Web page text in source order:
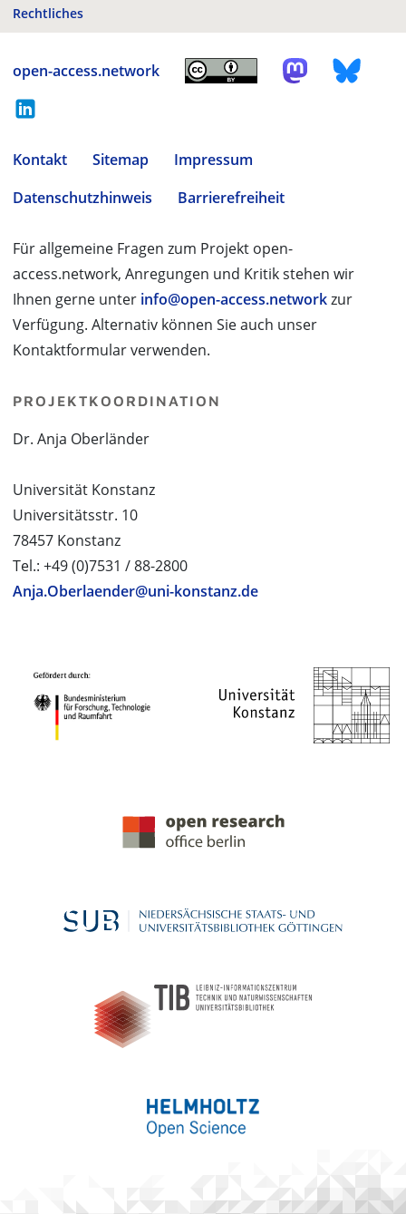
Rechtliches
open-access.network
Kontakt Sitemap
Impressum
Datenschutzhinweis
Barrierefreiheit
Für allgemeine Fragen zum Projekt open-
access.network, Anregungen und Kritik stehen wir
Ihnen gerne unter info@open-access.networkzur
Verfügung. Alternativ können Sie auch unser
Kontaktformular verwenden.
PROJEKTKOORDINATION
Dr. Anja Oberländer
Universität Konstanz
Universitätsstr. 10
78457 Konstanz
Tel.: +49 (0)7531 / 88-2800
Anja.Oberlaender@uni-konstanz.de